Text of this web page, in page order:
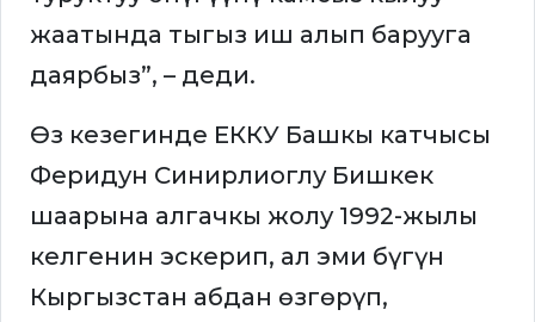
жаатында тыгыз иш алып барууга
даярбыз”, – деди.
Өз кезегинде ЕККУ Башкы катчысы
Феридун Синирлиоглу Бишкек
шаарына алгачкы жолу 1992-жылы
келгенин эскерип, ал эми бүгүн
Кыргызстан абдан өзгөрүп,